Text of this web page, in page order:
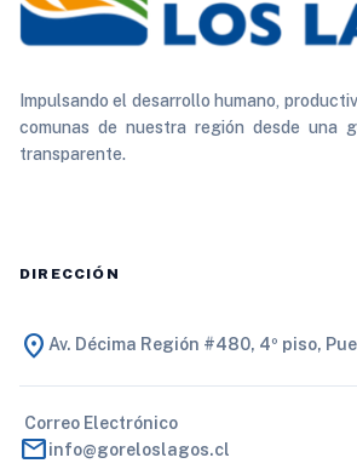
Impulsando el desarrollo humano,
comunas de nuestra región desde una
transparente.
DIRECCIÓN
location_on Av. Décima Región #480, 4º piso,
Correo Electrónico
mailinfo@goreloslagos.cl